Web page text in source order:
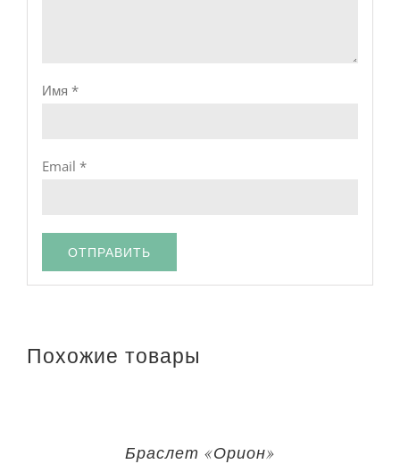
Имя *
Email *
Похожие товары
Браслет «Орион»